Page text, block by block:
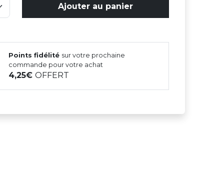
Ajouter au panier
Points fidélité sur votre prochaine
commande pour votre achat
4,25OFFERT